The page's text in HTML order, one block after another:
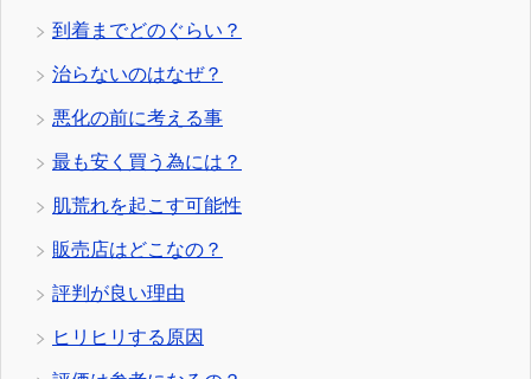
到着までどのぐらい？
治らないのはなぜ？
悪化の前に考える事
最も安く買う為には？
肌荒れを起こす可能性
販売店はどこなの？
評判が良い理由
ヒリヒリする原因